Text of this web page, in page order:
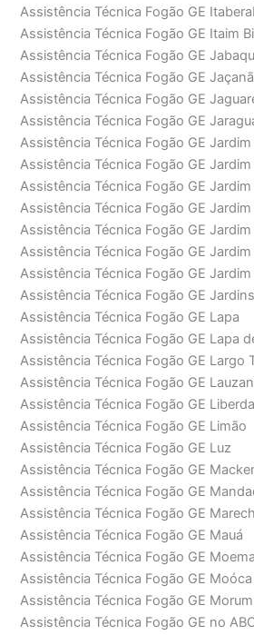
Assistência Técnica Fogão GE
Assistência Técnica Fogão GE Itaim
Assistência Técnica Fogão GE
Assistência Técnica Fogão GE Jaçanã
Assistência Técnica Fogão GE
Assistência Técnica Fogão GE
Assistência Técnica Fogão GE
Assistência Técnica Fogão GE
Assistência Técnica Fogão GE Jardim
Assistência Técnica Fogão GE Jardim
Assistência Técnica Fogão GE
Assistência Técnica Fogão GE Jardim
Assistência Técnica Fogão GE Jardim
Assistência Técnica Fogão GE Jardins
Assistência Técnica Fogão GE Lapa
Assistência Técnica Fogão GE Lapa
Assistência Técnica Fogão GE Largo
Assistência Técnica Fogão GE
Assistência Técnica Fogão GE
Assistência Técnica Fogão GE Limão
Assistência Técnica Fogão GE Luz
Assistência Técnica Fogão GE
Assistência Técnica Fogão GE
Assistência Técnica Fogão GE
Assistência Técnica Fogão GE Mauá
Assistência Técnica Fogão GE Moema
Assistência Técnica Fogão GE Moóca
Assistência Técnica Fogão GE
Assistência Técnica Fogão GE no